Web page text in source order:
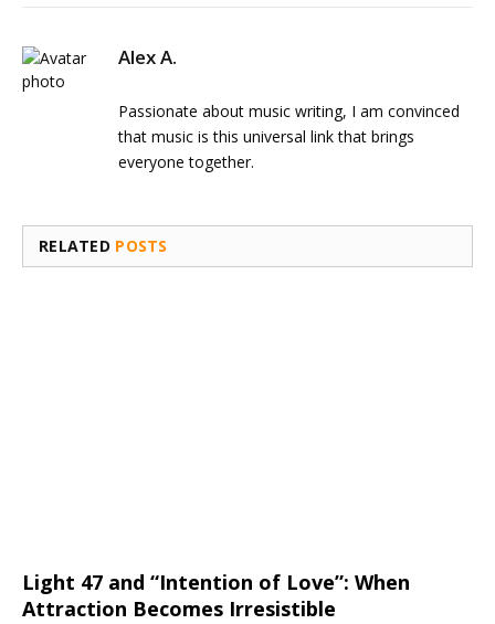
Alex A.
Passionate about music writing, I am convinced
that music is this universal link that brings
everyone together.
RELATED POSTS
Light 47 and “Intention of Love”: When
Attraction Becomes Irresistible